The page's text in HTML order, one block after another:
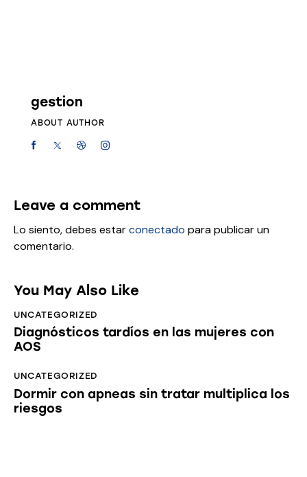
gestion
ABOUT AUTHOR
Leave a comment
Lo siento, debes estarconectado para publicar un
comentario.
You May Also Like
UNCATEGORIZED
Diagnósticos tardíos en las mujeres con
AOS
UNCATEGORIZED
Dormir con apneas sin tratar multiplica los
riesgos